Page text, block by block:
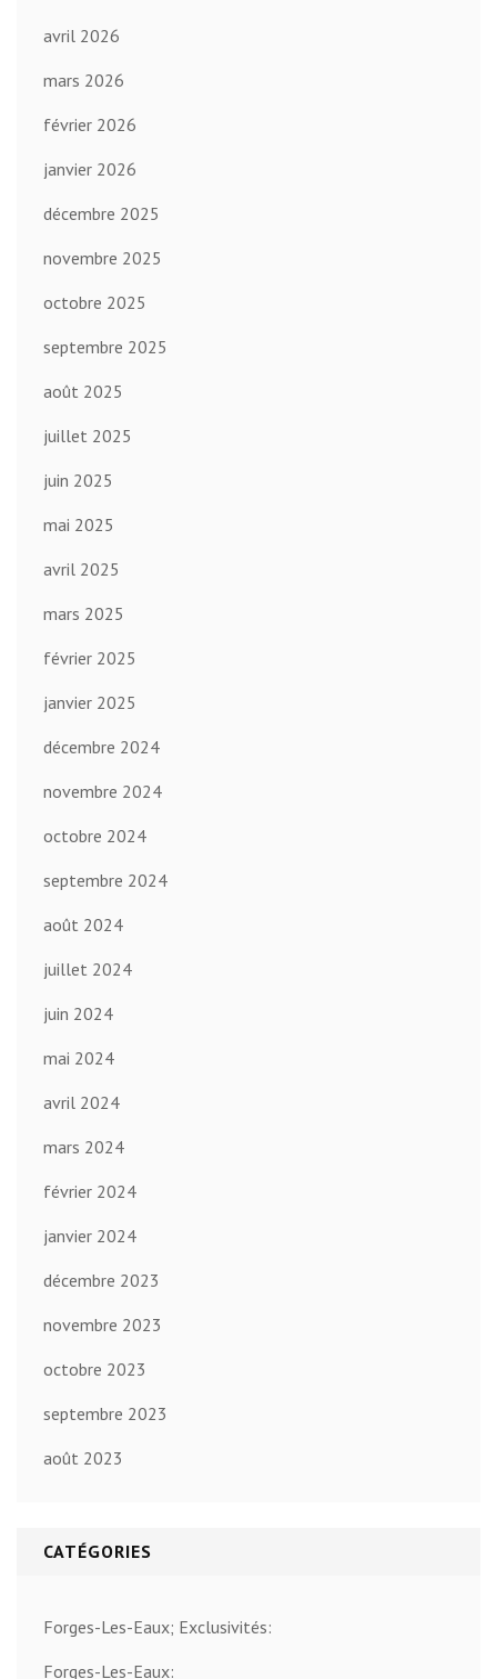
avril 2026
mars 2026
février 2026
janvier 2026
décembre 2025
novembre 2025
octobre 2025
septembre 2025
août 2025
juillet 2025
juin 2025
mai 2025
avril 2025
mars 2025
février 2025
janvier 2025
décembre 2024
novembre 2024
octobre 2024
septembre 2024
août 2024
juillet 2024
juin 2024
mai 2024
avril 2024
mars 2024
février 2024
janvier 2024
décembre 2023
novembre 2023
octobre 2023
septembre 2023
août 2023
CATÉGORIES
Forges-Les-Eaux; Exclusivités:
Forges-Les-Eaux: